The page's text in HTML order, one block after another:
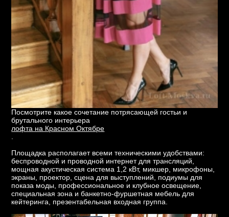
Посмотрите какое сочетание потрясающей гостьи и
брутального интерьера
лофта на Красном Октябре
Площадка располагает всеми техническими удобствами:
беспроводной и проводной интернет для трансляций,
мощная акустическая система 1,2 кВт, микшер, микрофоны,
экраны, проектор, сцена для выступлений, подиумы для
показа моды, профессиональное и клубное освещение,
специальная зона и банкетно-фуршетная мебель для
кейтеринга, презентабельная входная группа.